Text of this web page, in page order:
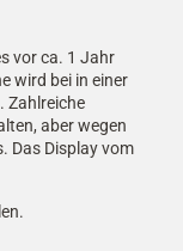
vor ca. 1 Jahr
wird bei in einer
Zahlreiche
aber wegen
Das Display vom